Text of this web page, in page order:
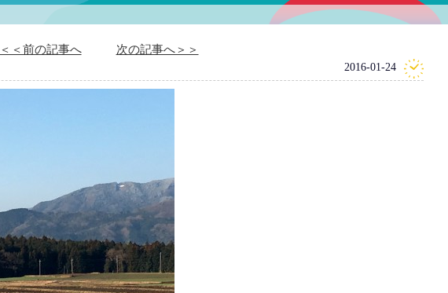
＜＜前の記事へ 次の記事へ＞＞
2016-01-24